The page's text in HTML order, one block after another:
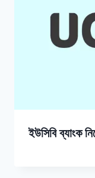
ইউসিবি ব্যাংক